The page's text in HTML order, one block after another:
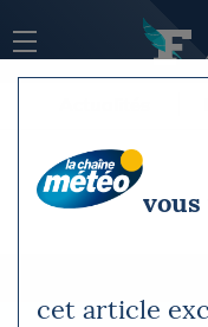
vous
cet article